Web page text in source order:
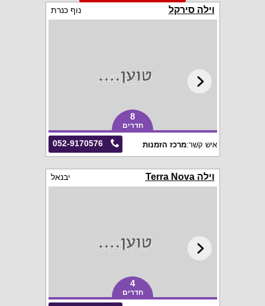
וילה סירקל נוף כנרת
8
חדרים
052-9170576 איש קשר:מרכז הזמנות
וילה Terra Nova יבנאל
4
חדרים